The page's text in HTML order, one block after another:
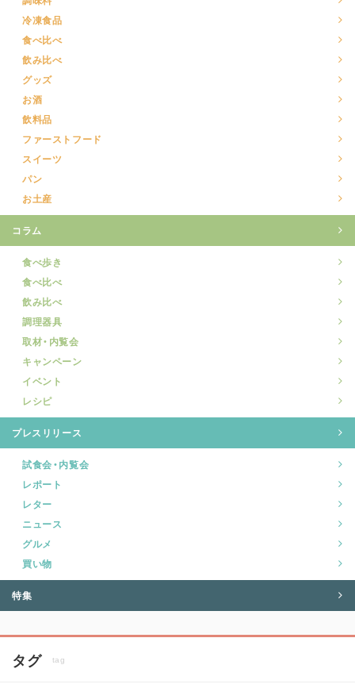
冷凍食品
食べ比べ
飲み比べ
グッズ
お酒
飲料品
ファーストフード
スイーツ
パン
お土産
コラム
食べ歩き
食べ比べ
飲み比べ
調理器具
取材・内覧会
キャンペーン
イベント
レシピ
プレスリリース
試食会・内覧会
レポート
レター
ニュース
グルメ
買い物
特集
タグ tag